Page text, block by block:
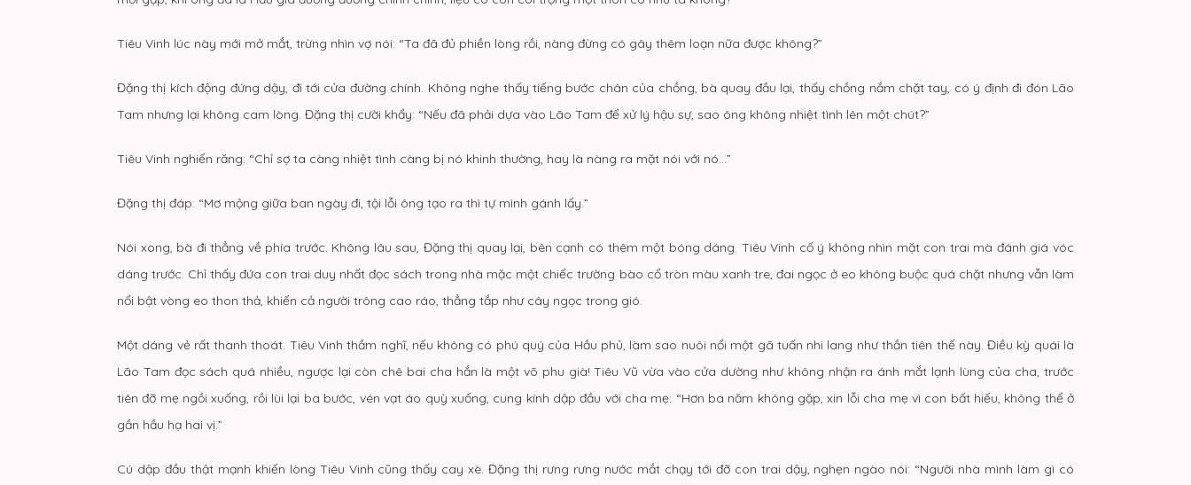
Tiêu Vinh lúc này mới mở mắt, trừng nhìn vợ nói: “Ta đã đủ phiền lòng rồi, nàng đừng có gây thêm loạn nữa được không?”
Đặng thị kích động đứng dậy, đi tới cửa đường chính. Không nghe thấy tiếng bước chân của chồng, bà quay đầu lại, thấy chồng nắm chặt tay, có ý định đi đón Lão
Tam nhưng lại không cam lòng. Đặng thị cười khẩy: “Nếu đã phải dựa vào Lão Tam để xử lý hậu sự, sao ông không nhiệt tình lên một chút?”
Tiêu Vinh nghiến răng: “Chỉ sợ ta càng nhiệt tình càng bị nó khinh thường, hay là nàng ra mặt nói với nó…”
Đặng thị đáp: “Mơ mộng giữa ban ngày đi, tội lỗi ông tạo ra thì tự mình gánh lấy.”
Nói xong, bà đi thẳng về phía trước. Không lâu sau, Đặng thị quay lại, bên cạnh có thêm một bóng dáng. Tiêu Vinh cố ý không nhìn mặt con trai mà đánh giá vóc
dáng trước. Chỉ thấy đứa con trai duy nhất đọc sách trong nhà mặc một chiếc trường bào cổ tròn màu xanh tre, đai ngọc ở eo không buộc quá chặt nhưng vẫn làm
nổi bật vòng eo thon thả, khiến cả người trông cao ráo, thẳng tắp như cây ngọc trong gió.
Một dáng vẻ rất thanh thoát. Tiêu Vinh thầm nghĩ, nếu không có phú quý của Hầu phủ, làm sao nuôi nổi một gã tuấn nhi lang như thần tiên thế này. Điều kỳ quái là
Lão Tam đọc sách quá nhiều, ngược lại còn chê bai cha hắn là một võ phu già! Tiêu Vũ vừa vào cửa dường như không nhận ra ánh mắt lạnh lùng của cha, trước
tiên đỡ mẹ ngồi xuống, rồi lùi lại ba bước, vén vạt áo quỳ xuống, cung kính dập đầu với cha mẹ: “Hơn ba năm không gặp, xin lỗi cha mẹ vì con bất hiếu, không thể ở
gần hầu hạ hai vị.”
Cú dập đầu thật mạnh khiến lòng Tiêu Vinh cũng thấy cay xè. Đặng thị rưng rưng nước mắt chạy tới đỡ con trai dậy, nghẹn ngào nói: “Người nhà mình làm gì có